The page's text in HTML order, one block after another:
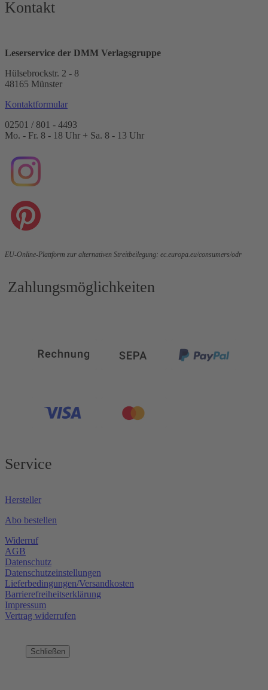
Kontakt
Leserservice der DMM Verlagsgruppe
Hülsebrockstr. 2 - 8
48165 Münster
Kontaktformular
02501 / 801 - 4493
Mo. - Fr. 8 - 18 Uhr + Sa. 8 - 13 Uhr
EU-Online-Plattform zur alternativen Streitbeilegung: ec.europa.eu/consumers/odr
Zahlungsmöglichkeiten
Service
Hersteller
Abo bestellen
Widerruf
AGB
Datenschutz
Datenschutzeinstellungen
Lieferbedingungen/Versandkosten
Barrierefreiheitserklärung
Impressum
Vertrag widerrufen
Schließen